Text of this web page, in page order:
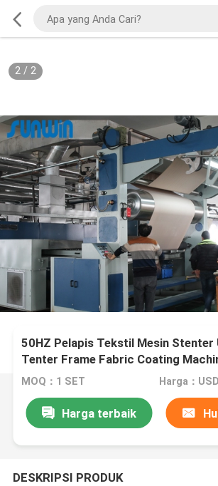
2/ 2
50HZ Pelapis Tekstil Mesin Stenter
Tenter Frame Fabric Coating
MOQ：1 SET Harga：
Harga terbaik
DESKRIPSI PRODUK